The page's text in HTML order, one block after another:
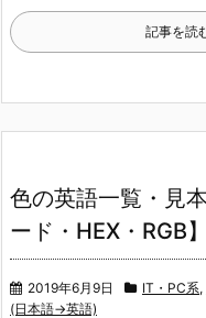
記事を読
色の英語一覧・見
ード・HEX・RGB】
2019年6月9日 IT・PC系,
(日本語→英語)